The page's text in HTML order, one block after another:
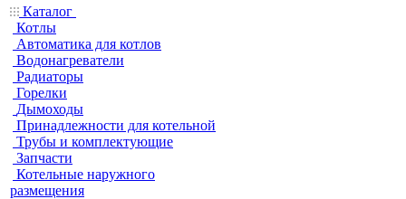
Каталог
Котлы
Автоматика для котлов
Водонагреватели
Радиаторы
Горелки
Дымоходы
Принадлежности для котельной
Трубы и комплектующие
Запчасти
Котельные наружного
размещения